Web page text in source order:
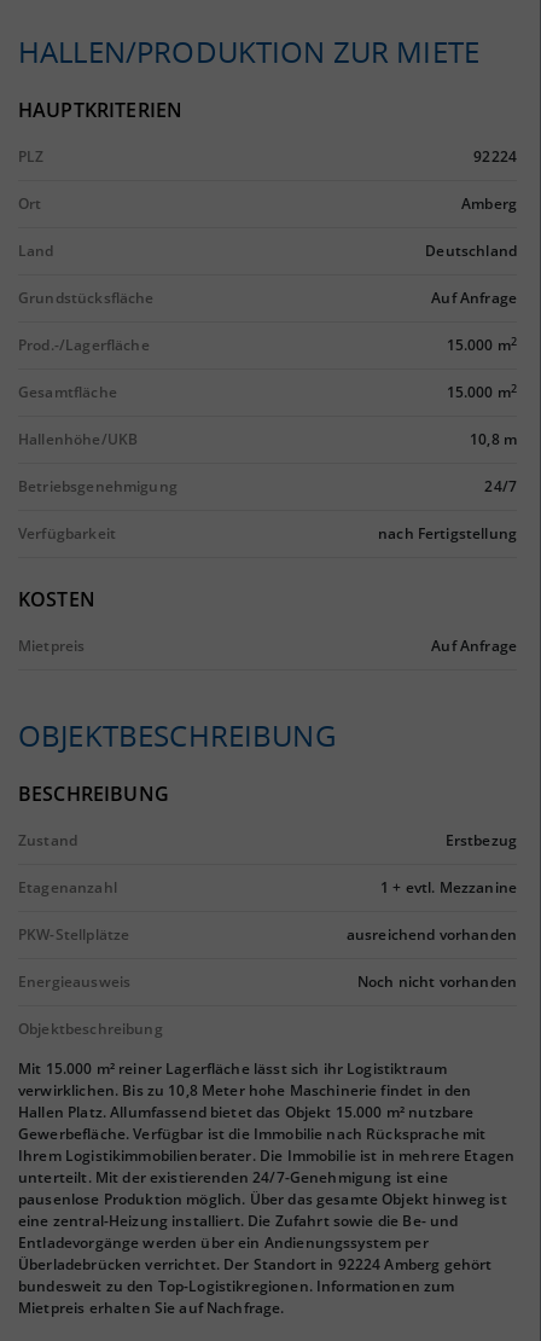
HALLEN/PRODUKTION ZUR MIETE
HAUPTKRITERIEN
PLZ 92224
Ort Amberg
Land Deutschland
Grundstücksfläche Auf Anfrage
Prod.-/Lagerfläche 15.000 m2
Gesamtfläche 15.000 m2
Hallenhöhe/UKB 10,8 m
Betriebsgenehmigung 24/7
Verfügbarkeit nach Fertigstellung
KOSTEN
Mietpreis Auf Anfrage
OBJEKTBESCHREIBUNG
BESCHREIBUNG
Zustand Erstbezug
Etagenanzahl 1 + evtl. Mezzanine
PKW-Stellplätze ausreichend vorhanden
Energieausweis Noch nicht vorhanden
Objektbeschreibung
Mit 15.000 m² reiner Lagerfläche lässt sich ihr Logistiktraum
verwirklichen. Bis zu 10,8 Meter hohe Maschinerie findet in den
Hallen Platz. Allumfassend bietet das Objekt 15.000 m² nutzbare
Gewerbefläche. Verfügbar ist die Immobilie nach Rücksprache mit
Ihrem Logistikimmobilienberater. Die Immobilie ist in mehrere Etagen
unterteilt. Mit der existierenden 24/7-Genehmigung ist eine
pausenlose Produktion möglich. Über das gesamte Objekt hinweg ist
eine zentral-Heizung installiert. Die Zufahrt sowie die Be- und
Entladevorgänge werden über ein Andienungssystem per
Überladebrücken verrichtet. Der Standort in 92224 Amberg gehört
bundesweit zu den Top-Logistikregionen. Informationen zum
Mietpreis erhalten Sie auf Nachfrage.